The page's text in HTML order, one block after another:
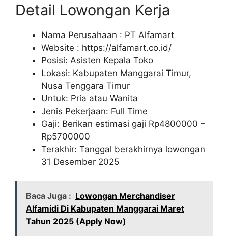
Detail Lowongan Kerja
Nama Perusahaan : PT Alfamart
Website : https://alfamart.co.id/
Posisi: Asisten Kepala Toko
Lokasi: Kabupaten Manggarai Timur,
Nusa Tenggara Timur
Untuk: Pria atau Wanita
Jenis Pekerjaan: Full Time
Gaji: Berikan estimasi gaji Rp4800000 –
Rp5700000
Terakhir: Tanggal berakhirnya lowongan
31 Desember 2025
Baca Juga : Lowongan Merchandiser
Alfamidi Di Kabupaten Manggarai Maret
Tahun 2025 (Apply Now)